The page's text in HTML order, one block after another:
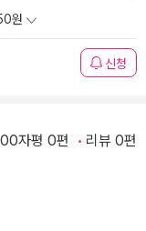
원
신청
자평 0편 리뷰 0편